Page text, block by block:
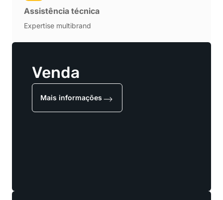
Assistência técnica
Expertise multibrand
Venda
Mais informações